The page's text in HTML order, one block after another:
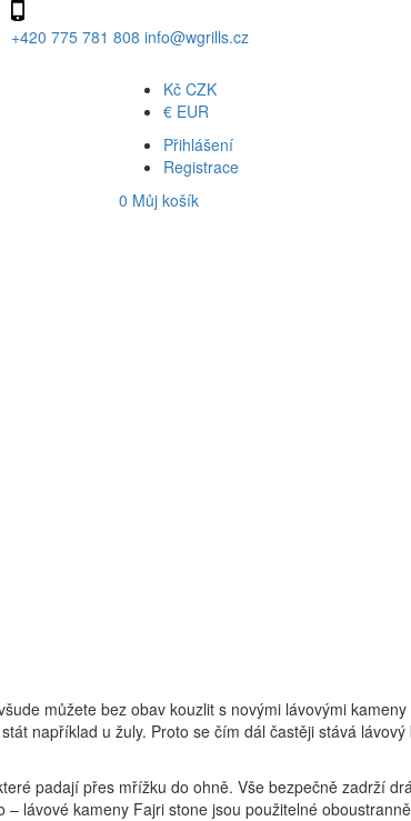
+420 775 781 808 info@wgrills.cz
Kč CZK
€ EUR
Přihlášení
Registrace
0 Můj košík
můžete bez obav kouzlit s novými lávovými
například u žuly. Proto se čím dál častěji stává
padají přes mřížku do ohně. Vše bezpečně zadrží
lávové kameny Fajri stone jsou použitelné